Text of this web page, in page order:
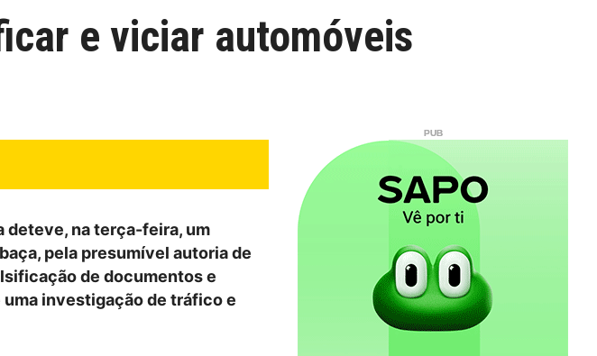
e viciar automóveis
deteve, na terça-feira, um
pela presumível autoria de
de documentos e
investigação de tráfico e